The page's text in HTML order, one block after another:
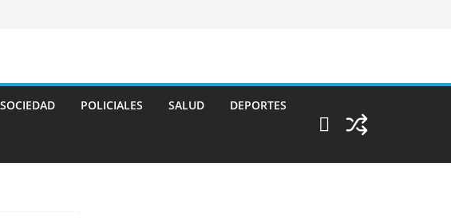
SOCIEDAD POLICIALES SALUD DEPORTES